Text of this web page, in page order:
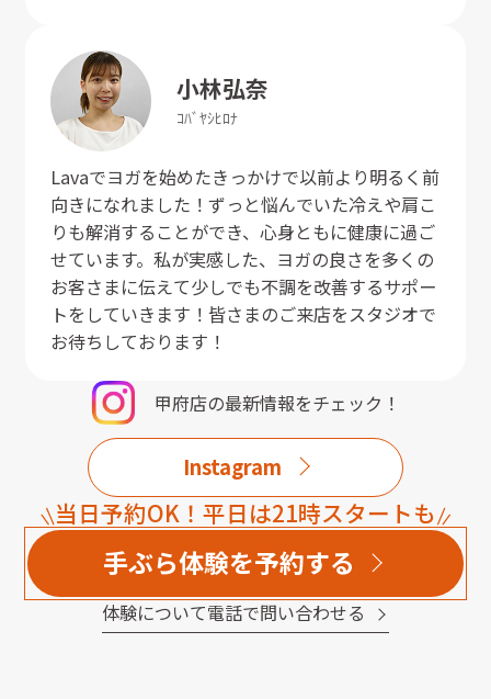
小林弘奈
ｺﾊﾞﾔｼﾋﾛﾅ
Lavaでヨガを始めたきっかけで以前より明るく前
向きになれました！ずっと悩んでいた冷えや肩こ
りも解消することができ、心身ともに健康に過ご
せています。私が実感した、ヨガの良さを多くの
お客さまに伝えて少しでも不調を改善するサポー
トをしていきます！皆さまのご来店をスタジオで
お待ちしております！
甲府店の最新情報をチェック！
Instagram
当日予約OK！平日は21時スタートも
手ぶら体験を予約する
体験について電話で問い合わせる